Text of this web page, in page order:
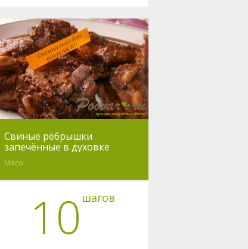
Свиные рёбрышки
запечённые в духовке
Мясо
10 шагов